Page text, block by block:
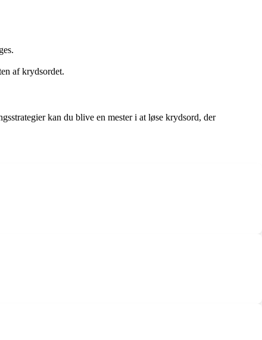
af krydsordet.
kan du blive en mester i at løse krydsord, der